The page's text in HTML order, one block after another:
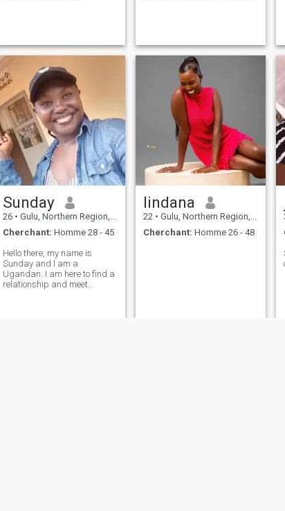
mon partenaire le veut, je
serai reconnaissante si vous
m'envo
Sunday
26 • Gulu, Northern Region, Ouganda
Cherchant: Homme 28 - 45
Hello there, my name is
Sunday and I am a
Ugandan. I am here to find a
relationship and meet
lindana
22 • Gulu, Northern Region, Ouganda
Cherchant: Homme 26 - 48